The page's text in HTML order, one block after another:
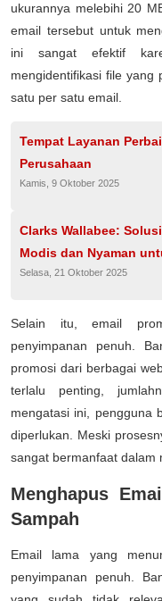
ukurannya melebihi 20
email tersebut untuk
ini sangat efektif
mengidentifikasi file
satu per satu email.
Tempat Layanan
Perusahaan
Kamis, 9 Oktober 2025
Clarks Wallabee:
Modis dan Nyaman
Selasa, 21 Oktober 2025
Selain itu, email
penyimpanan penuh.
promosi dari berbagai
terlalu penting,
mengatasi ini, pengguna
diperlukan. Meski
sangat bermanfaat dalam
Menghapus
Sampah
Email lama yang
penyimpanan penuh.